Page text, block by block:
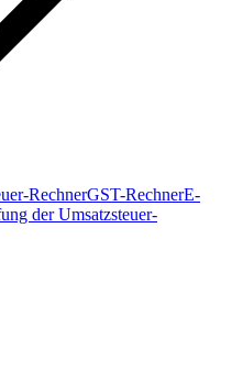
RechnerGST-RechnerE-
der Umsatzsteuer-